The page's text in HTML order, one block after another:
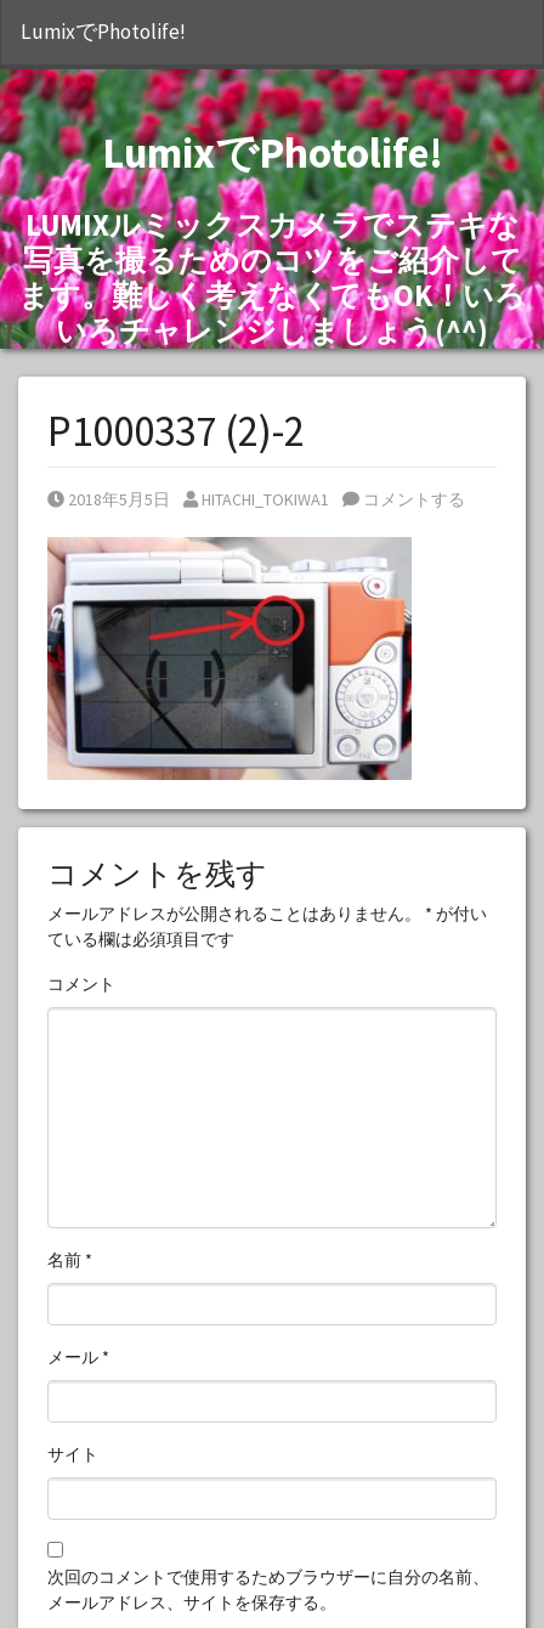
LumixでPhotolife!
LumixでPhotolife!
LUMIXルミックスカメラでステキな
写真を撮るためのコツをご紹介して
ます。難しく考えなくてもOK！いろ
いろチャレンジしましょう(^^)
P1000337 (2)-2
Posted on
2018年5月5日 Posted by
HITACHI_TOKIWA1 コメントする
コメントを残す
メールアドレスが公開されることはありません。 * が付い
ている欄は必須項目です
コメント
名前 *
メール *
サイト
次回のコメントで使用するためブラウザーに自分の名前、
メールアドレス、サイトを保存する。